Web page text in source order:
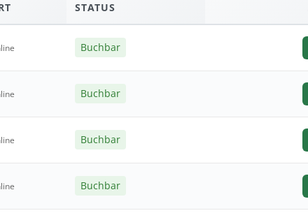
STATUS
Buchbar
Buchbar
Buchbar
Buchbar